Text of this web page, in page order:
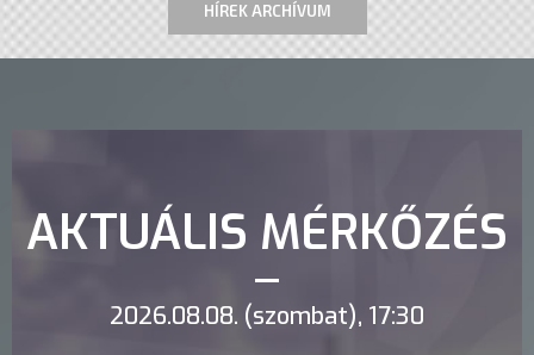
HÍREK ARCHÍVUM
AKTUÁLIS MÉRKŐZÉS
2026.08.08. (szombat), 17:30